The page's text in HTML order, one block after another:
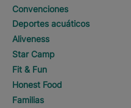
Convenciones
Deportes acuáticos
Aliveness
Star Camp
Fit & Fun
Honest Food
Familias